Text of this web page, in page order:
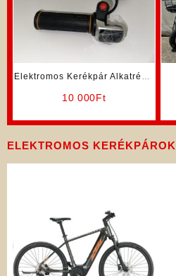
Alkatrész:
Polymobil E-MOB 44
205 000
ELEKTROMOS KERÉKPÁROK